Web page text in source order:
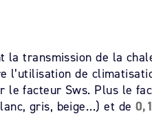
transmission de la
de
facteur Sws. Plus le
gris, beige…) et de